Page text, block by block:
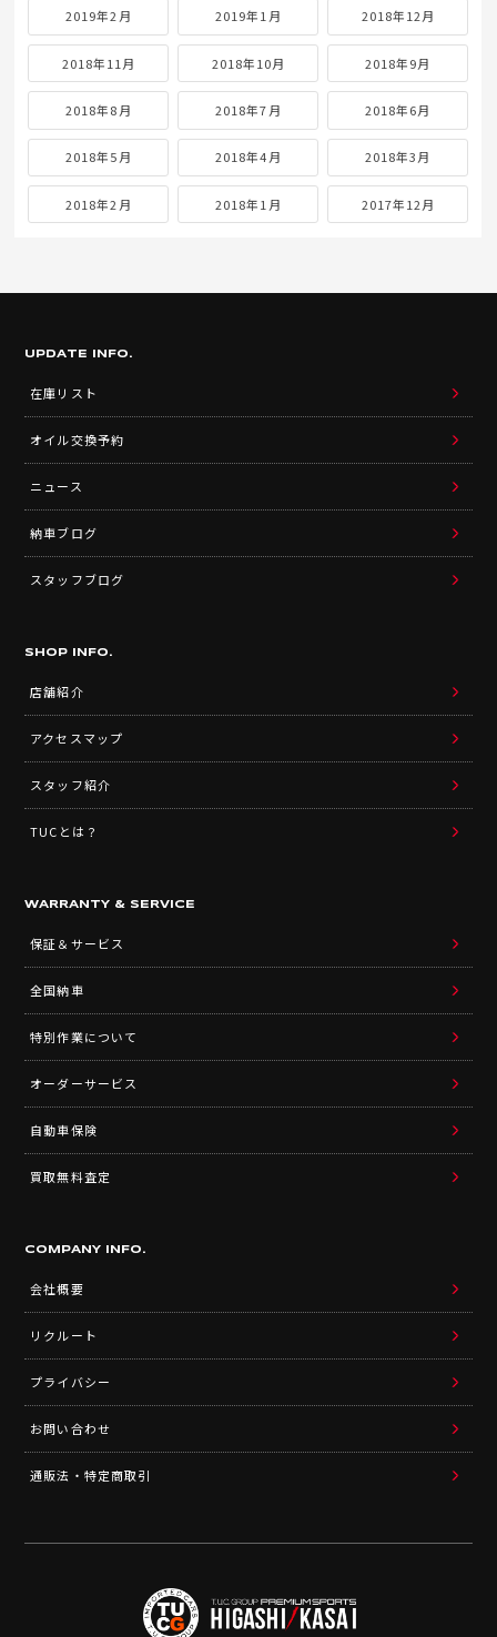
2019年2月 2019年1月 2018年12月
2018年11月 2018年10月 2018年9月
2018年8月 2018年7月 2018年6月
2018年5月 2018年4月 2018年3月
2018年2月 2018年1月 2017年12月
UPDATE INFO.
在庫リスト
オイル交換予約
ニュース
納車ブログ
スタッフブログ
SHOP INFO.
店舗紹介
アクセスマップ
スタッフ紹介
TUCとは？
WARRANTY & SERVICE
保証＆サービス
全国納車
特別作業について
オーダーサービス
自動車保険
買取無料査定
COMPANY INFO.
会社概要
リクルート
プライバシー
お問い合わせ
通販法・特定商取引